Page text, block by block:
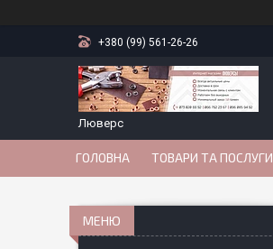
+380 (99) 561-26-26
Люверс
ГОЛОВНА ТОВАРИ ТА ПОСЛУГИ